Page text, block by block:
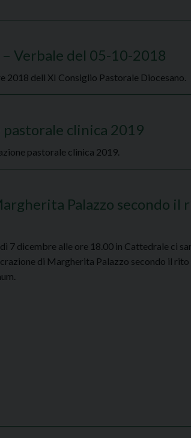
Verbale del 05-10-2018
2018 dell XI Consiglio Pastorale Diocesano.
clinica 2019
pastorale clinica 2019.
Palazzo secondo il
7 dicembre alle ore 18.00 in Cattedrale ci
di Margherita Palazzo secondo il rito